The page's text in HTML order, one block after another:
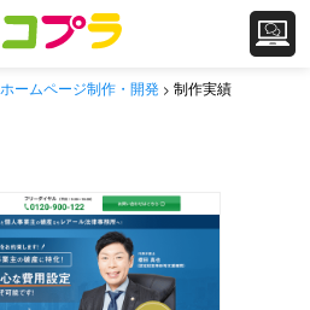
ホームページ制作・開発 > 制作実績